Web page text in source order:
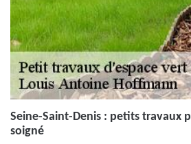
Seine-Saint-Denis : petits travaux
soigné